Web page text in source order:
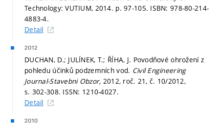
Technology: VUTIUM, 2014. p. 97-105. ISBN: 978-80-214-
4883-4.
Detail
2012
DUCHAN, D.; JULÍNEK, T.; ŘÍHA, J. Povodňové ohrožení z
pohledu účinků podzemních vod. Civil Engineering
Journal-Stavebni Obzor, 2012, roč. 21, č. 10/2012,
s. 302-308. ISSN: 1210-4027.
Detail
2010